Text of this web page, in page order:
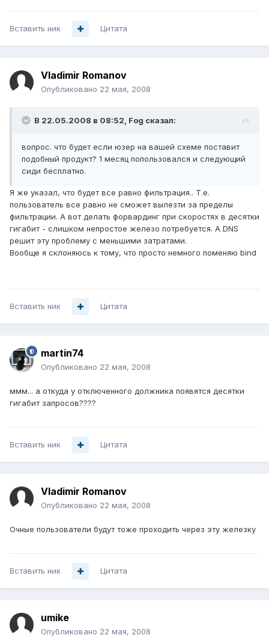
Вставить ник Цитата
Vladimir Romanov
Опубликовано 22 мая, 2008
В 22.05.2008 в 08:52, Fog сказал:
вопрос. что будет если юзер на вашей схеме поставит
подобный продукт? 1 месяц попользовался и следующий
сиди бесплатно.
Я же указал, что будет все равно фильтрация.. Т.е.
пользователь все равно не сможет вылезти за пределы
фильтрации. А вот делать форвардинг при скоростях в десятки
гигабит - слишком непростое железо потребуется. А DNS
решит эту проблему с меньшими затратами.
Вообще я склоняюсь к тому, что просто немного поменяю bind
Вставить ник Цитата
martin74
Опубликовано 22 мая, 2008
ммм... а откуда у отключенного должника появятся десятки
гигабит запросов????
Вставить ник Цитата
Vladimir Romanov
Опубликовано 22 мая, 2008
Очные пользователи будут тоже проходить через эту железку
Вставить ник Цитата
umike
Опубликовано 22 мая, 2008